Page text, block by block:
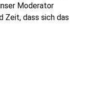
Moderator
Zeit, dass sich das